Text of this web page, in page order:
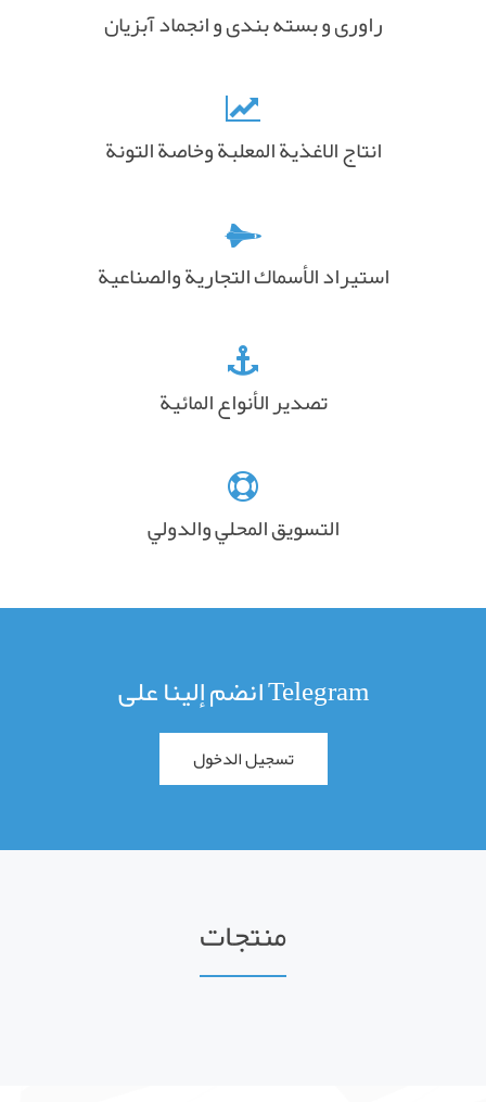
راوری و بسته بندی و انجماد آبزیان
انتاج الاغذية المعلبة وخاصة التونة
استيراد الأسماك التجارية والصناعية
تصدير الأنواع المائية
التسويق المحلي والدولي
انضم إلينا على Telegram
تسجيل الدخول
منتجات